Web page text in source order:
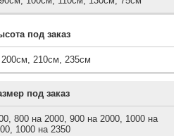
под заказ
200см 210см 235см
под заказ
800 на 2000 900 на 2000 1000 на
1000 на 2350